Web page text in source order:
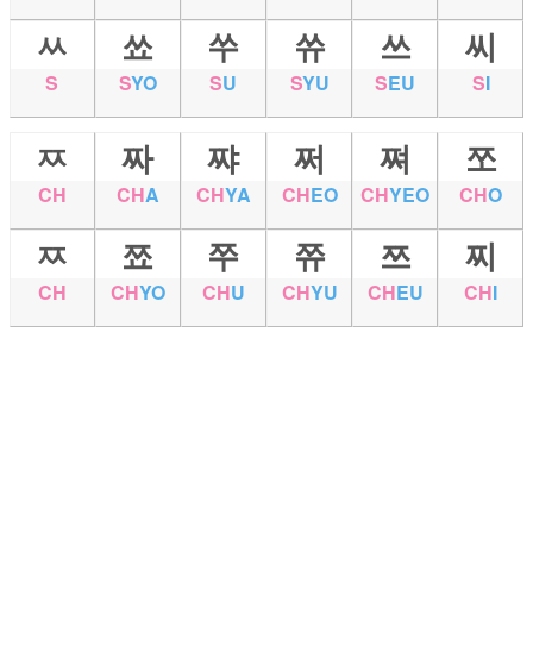
ㅆ
S
쑈
SYO
쑤
SU
쓔
SYU
쓰
SEU
씨
SI
ㅉ
CH
짜
CHA
쨔
CHYA
쩌
CHEO
쪄
CHYEO
쪼
CHO
ㅉ
CH
쬬
CHYO
쭈
CHU
쮸
CHYU
쯔
CHEU
찌
CHI